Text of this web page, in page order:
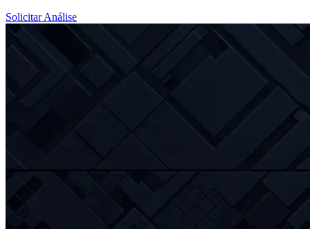
Solicitar Análise